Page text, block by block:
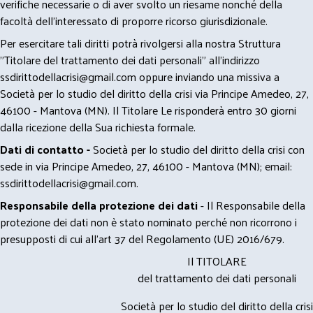
facoltà dell’interessato di proporre ricorso giurisdizionale.
Per esercitare tali diritti potrà rivolgersi alla nostra Struttura
"Titolare del trattamento dei dati personali" all'indirizzo
ssdirittodellacrisi@gmail.comoppure inviando una missiva a
Società per lo studio del diritto della crisi via Principe Amedeo, 27,
46100 - Mantova (MN). Il Titolare Le risponderà entro 30 giorni
dalla ricezione della Sua richiesta formale.
Dati di contatto -Società per lo studio del diritto della crisi con
sede in via Principe Amedeo, 27, 46100 - Mantova (MN); email:
ssdirittodellacrisi@gmail.com.
Responsabile della protezione dei dati- Il Responsabile della
protezione dei dati non è stato nominato perché non ricorrono i
presupposti di cui all’art 37 del Regolamento (UE) 2016/679.
Il TITOLARE
del trattamento dei dati personali
Società per lo studio del diritto della crisi